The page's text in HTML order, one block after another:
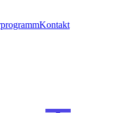
Kontakt